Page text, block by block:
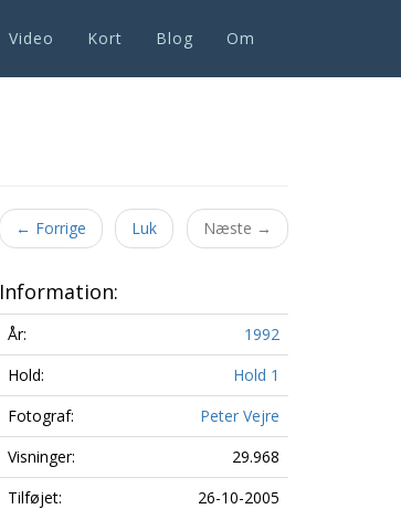
Video Kort Blog Om
← Forrige Luk Næste →
Information:
År:
1992
Hold:
Hold 1
Fotograf:
Peter Vejre
Visninger:
29.968
Tilføjet:
26-10-2005